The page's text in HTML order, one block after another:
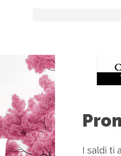
I saldi ti